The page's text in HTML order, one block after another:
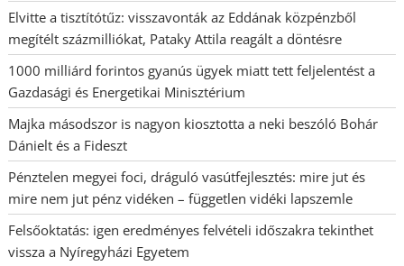
Elvitte a tisztítótűz: visszavonták az Eddának közpénzből
megítélt százmilliókat, Pataky Attila reagált a döntésre
1000 milliárd forintos gyanús ügyek miatt tett feljelentést a
Gazdasági és Energetikai Minisztérium
Majka másodszor is nagyon kiosztotta a neki beszóló Bohár
Dánielt és a Fideszt
Pénztelen megyei foci, dráguló vasútfejlesztés: mire jut és
mire nem jut pénz vidéken – független vidéki lapszemle
Felsőoktatás: igen eredményes felvételi időszakra tekinthet
vissza a Nyíregyházi Egyetem